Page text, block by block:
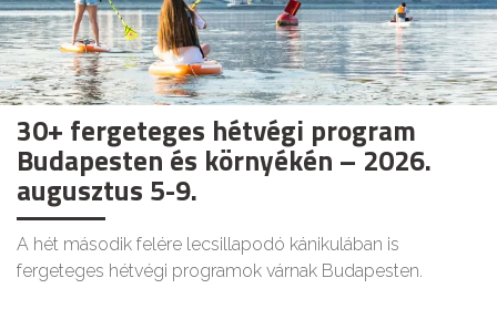
30+ fergeteges hétvégi program
Budapesten és környékén – 2026.
augusztus 5-9.
A hét második felére lecsillapodó kánikulában is
fergeteges hétvégi programok várnak Budapesten.